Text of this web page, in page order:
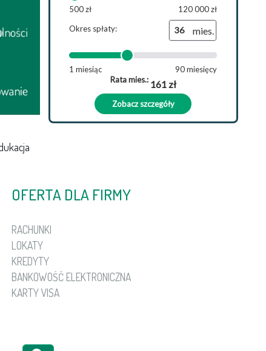
OFERTA DLA FIRMY
RACHUNKI
LOKATY
KREDYTY
BANKOWOŚĆ ELEKTRONICZNA
KARTY VISA